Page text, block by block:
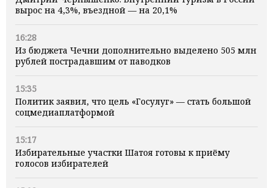
вырос на 4,3%, въездной — на 20,1%
16:28
Из бюджета Чечни дополнительно выделено 505 млн
рублей пострадавшим от паводков
15:35
Политик заявил, что цель «Госулуг» — стать большой
соцмедиаплатформой
15:17
Избирательные участки Шатоя готовы к приёму
голосов избирателей